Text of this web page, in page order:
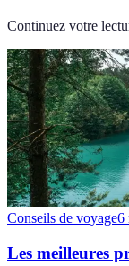
Continuez votre
Conseils de voyage6
Les meilleures